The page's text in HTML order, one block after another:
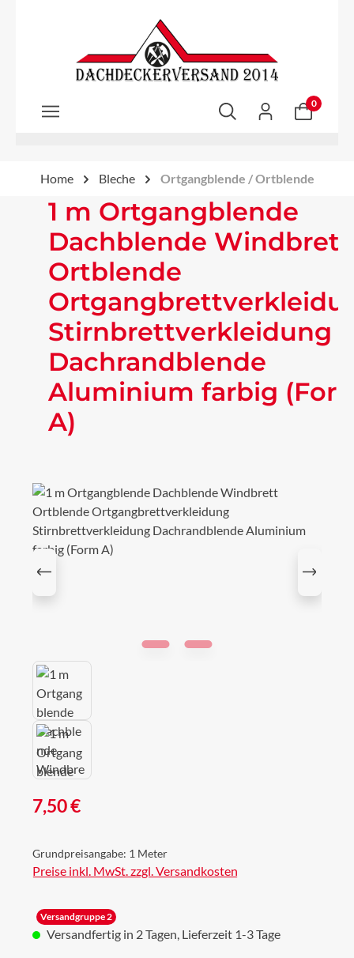
Zum Hauptinhalt springen
0
Home Bleche Ortgangblende / Ortblende
1 m Ortgangblende
Dachblende Windbrett
Ortblende
Stirnbrettverkleidung
Dachrandblende
Aluminium farbig
A)
Bildergalerie überspringen
Regulärer Preis:
7,50 €
Grundpreisangabe: 1 Meter
Preise inkl. MwSt. zzgl. Versandkosten
Versandgruppe 2
Versandfertig in 2 Tagen, Lieferzeit 1-3 Tage